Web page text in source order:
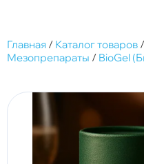
Главная / Каталог товаров /
Мезопрепараты / BioGel